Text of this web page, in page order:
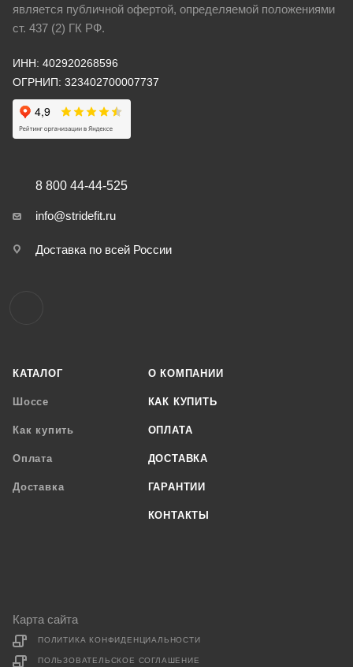
является публичной офертой, определяемой положениями
ст. 437 (2) ГК РФ.
ИНН: 402920268596
ОГРНИП: 323402700007737
КАТАЛОГ
Шоссе
Как купить
Оплата
Доставка
О КОМПАНИИ
КАК КУПИТЬ
ОПЛАТА
ДОСТАВКА
ГАРАНТИИ
КОНТАКТЫ
8 800 44-44-525
info@stridefit.ru
Доставка по всей России
Карта сайта
ПОЛИТИКА КОНФИДЕНЦИАЛЬНОСТИ
ПОЛЬЗОВАТЕЛЬСКОЕ СОГЛАШЕНИЕ